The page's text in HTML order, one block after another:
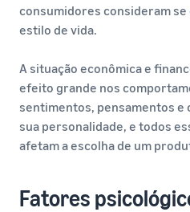
consumidores consideram se
estilo de vida.
A situação econômica e
efeito grande nos
sentimentos, pensamentos
sua personalidade, e todos
afetam a escolha de um
Fatores